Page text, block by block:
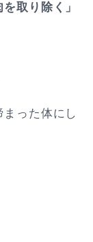
取り除く」
った体にし